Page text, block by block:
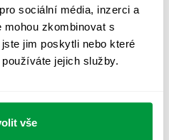
sociální média, inzerci a
mohou zkombinovat s
jim poskytli nebo které
jejich služby.
vše